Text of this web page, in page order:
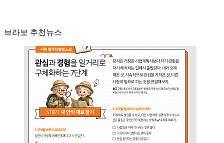
브라보 추천뉴스